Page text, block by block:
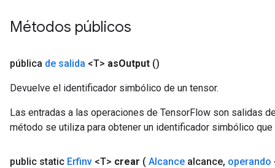
Métodos públicos
pública de salida <T> asOutput ()
Devuelve el identificador simbólico de un tensor.
Las entradas a las operaciones de TensorFlow son salidas
método se utiliza para obtener un identificador simbólico
public static Erfinv <T> crear ( Alcance alcance, operando